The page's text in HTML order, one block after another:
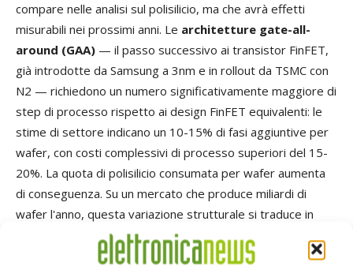
compare nelle analisi sul polisilicio, ma che avrà effetti
misurabili nei prossimi anni. Le architetture gate-all-
around (GAA) — il passo successivo ai transistor FinFET,
già introdotte da Samsung a 3nm e in rollout da TSMC con
N2 — richiedono un numero significativamente maggiore di
step di processo rispetto ai design FinFET equivalenti: le
stime di settore indicano un 10-15% di fasi aggiuntive per
wafer, con costi complessivi di processo superiori del 15-
20%. La quota di polisilicio consumata per wafer aumenta
di conseguenza. Su un mercato che produce miliardi di
wafer l'anno, questa variazione strutturale si traduce in
migliaia di tonnellate di domanda incrementale.